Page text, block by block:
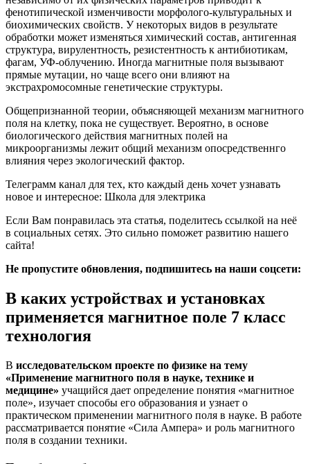
фенотипической изменчивости морфолого-культуральных и
биохимических свойств. У некоторых видов в результате
обработки может изменяться химический состав, антигенная
структура, вирулентность, резистентность к антибиотикам,
фагам, УФ-облучению. Иногда магнитные поля вызывают
прямые мутации, но чаще всего они влияют на
экстрахромосомные генетические структуры.
Общепризнанной теории, объясняющей механизм магнитного
поля на клетку, пока не существует. Вероятно, в основе
биологического действия магнитных полей на
микроорганизмы лежит общий механизм опосредственнго
влияния через экологический фактор.
Телеграмм канал для тех, кто каждый день хочет узнавать
новое и интересное: Школа для электрика
Если Вам понравилась эта статья, поделитесь ссылкой на неё
в социальных сетях. Это сильно поможет развитию нашего
сайта!
Не пропустите обновления, подпишитесь на наши соцсети:
В каких устройствах и установках
применяется магнитное поле 7 класс
технология
В исследовательском проекте по физике на тему
«Применение магнитного поля в науке, технике и
медицине» учащийся дает определение понятия «магнитное
поле», изучает способы его образования и узнает о
практическом применении магнитного поля в науке. В работе
рассматривается понятие «Сила Ампера» и роль магнитного
поля в создании техники.